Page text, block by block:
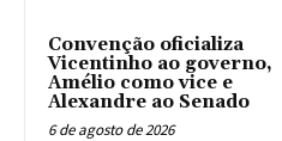
Convenção oficializa
Vicentinho ao governo,
Amélio como vice e
Alexandre ao Senado
6 de agosto de 2026